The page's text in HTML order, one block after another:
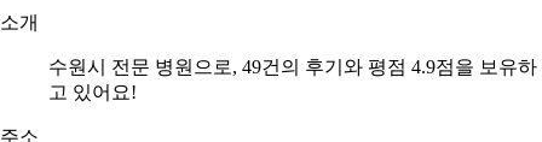
소개
수원시 전문 병원으로, 49건의 후기와 평점 4.9점을 보유하
고 있어요!
주소